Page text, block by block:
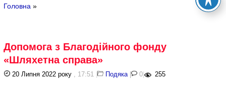
Головна »
Допомога з Благодійного фонду
«Шляхетна справа»
20 Липня 2022 року , 17:51 | Подяка| 0 | 255